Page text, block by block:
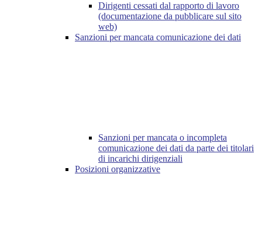
Dirigenti cessati dal rapporto di lavoro
(documentazione da pubblicare sul sito
web)
Sanzioni per mancata comunicazione dei dati
Sanzioni per mancata o incompleta
comunicazione dei dati da parte dei titolari
di incarichi dirigenziali
Posizioni organizzative